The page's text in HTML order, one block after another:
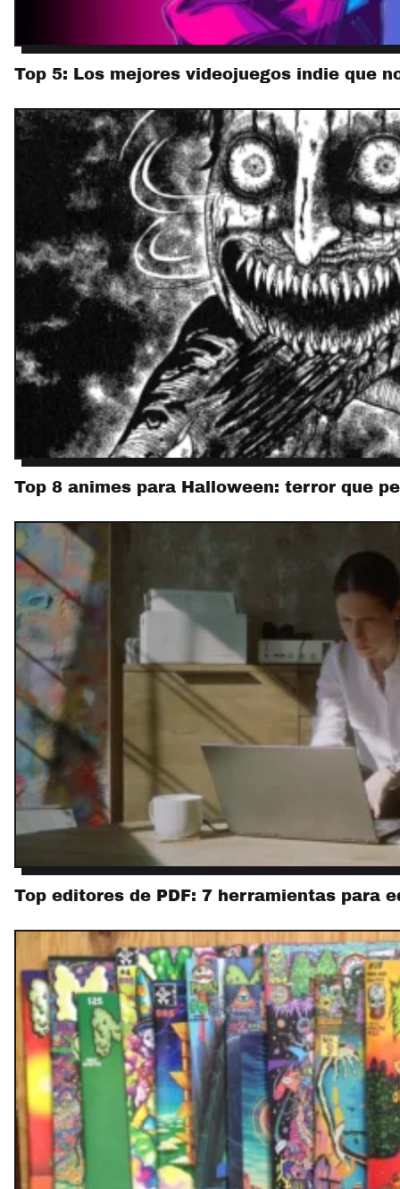
Top 5: Los mejores videojuegos indie que
Top 8 animes para Halloween: terror que
Top editores de PDF: 7 herramientas para